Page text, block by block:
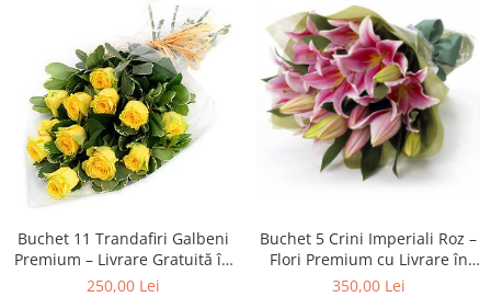
Buchet 11 Trandafiri Galbeni
Premium – Livrare Gratuită în
Iași
250,00 Lei
Buchet 5 Crini Imperiali Roz –
Flori Premium cu Livrare în
Iași
350,00 Lei